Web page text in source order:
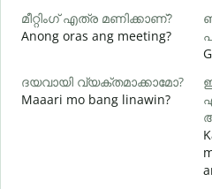
മീറ്റിംഗ് എത്ര മണിക്കാണ്?
Anong oras ang meeting?
ദയവായി വ്യക്തമാക്കാമോ?
Maaari mo bang linawin?